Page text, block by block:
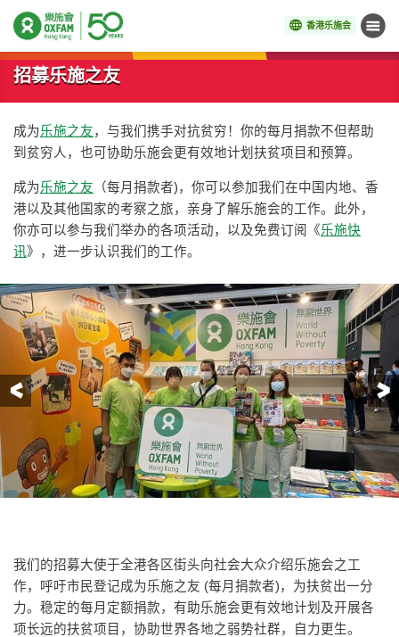
香港乐施会 菜单
开始主要内容
招募乐施之友
成为乐施之友，与我们携手对抗贫穷！你的每月捐款不但帮助
到贫穷人，也可协助乐施会更有效地计划扶贫项目和预算。
成为乐施之友 （每月捐款者)，你可以参加我们在中国内地、香
港以及其他国家的考察之旅，亲身了解乐施会的工作。此外，
你亦可以参与我们举办的各项活动，以及免费订阅《乐施快
讯》，进一步认识我们的工作。
前一页
我们的招募大使于全港各区街头向社会大众介绍乐施会之工
作，呼吁市民登记成为乐施之友 (每月捐款者)，为扶贫出一分
力。稳定的每月定额捐款，有助乐施会更有效地计划及开展各
项长远的扶贫项目，协助世界各地之弱势社群，自力更生。